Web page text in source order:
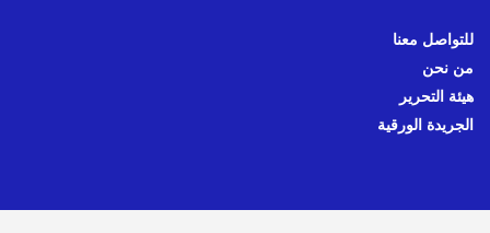
للتواصل معنا
من نحن
هيئة التحرير
الجريدة الورقية